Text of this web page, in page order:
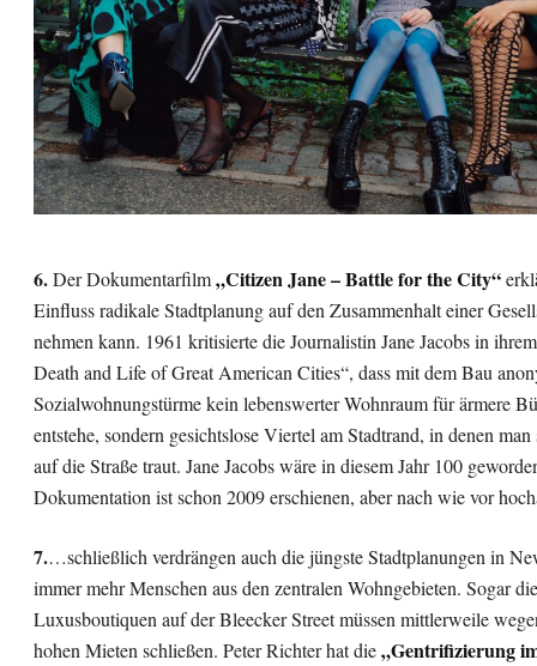
6.Der Dokumentarfilm„Citizen Jane – Battle for the City“
Einfluss radikale Stadtplanung auf den Zusammenhalt einer
nehmen kann. 1961 kritisierte die Journalistin Jane Jacobs in
Death and Life of Great American Cities“, dass mit dem Bau
Sozialwohnungstürme kein lebenswerter Wohnraum für ärmere
entstehe, sondern gesichtslose Viertel am Stadtrand, in denen
auf die Straße traut. Jane Jacobs wäre in diesem Jahr 100
Dokumentation ist schon 2009 erschienen, aber nach wie vor
7.…schließlich verdrängen auch die jüngste Stadtplanungen in
immer mehr Menschen aus den zentralen Wohngebieten. Sogar die
Luxusboutiquen auf der Bleecker Street müssen mittlerweile
hohen Mieten schließen. Peter Richter hat die„Gentrifizierung